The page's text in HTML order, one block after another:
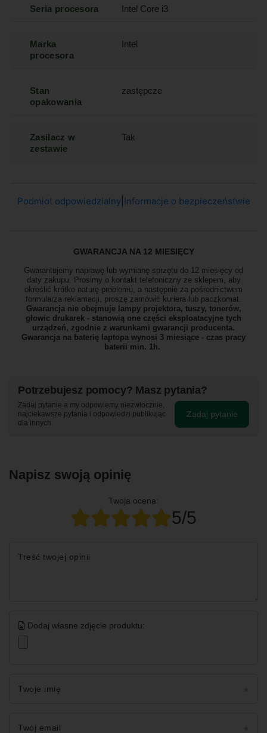
Seria procesora Intel Core i3
Marka
procesora
Intel
Stan
opakowania
zastępcze
Zasilacz w
zestawie
Tak
Podmiot odpowiedzialny| Informacje o bezpieczeństwie
GWARANCJA NA 12 MIESIĘCY
Gwarantujemy naprawę lub wymianę sprzętu do 12 miesięcy od
daty zakupu. Prosimy o kontakt telefoniczny ze sklepem, aby
określić krótko naturę problemu, a następnie za pośrednictwem
formularza reklamacji, proszę zamówić kuriera lub paczkomat.
Gwarancja nie obejmuje lampy projektora, tuszy, tonerów,
głowic drukarek - stanowią one części eksploatacyjne tych
urządzeń, zgodnie z warunkami gwarancji producenta.
Gwarancja na baterię laptopa wynosi 3 miesiące - czas pracy
baterii min. 1h.
Potrzebujesz pomocy? Masz pytania?
Zadaj pytanie a my odpowiemy niezwłocznie,
najciekawsze pytania i odpowiedzi publikując
dla innych.
Zadaj pytanie
Napisz swoją opinię
Twoja ocena:
5/5
Treść twojej opinii
Dodaj własne zdjęcie produktu:
Twoje imię
Twój email